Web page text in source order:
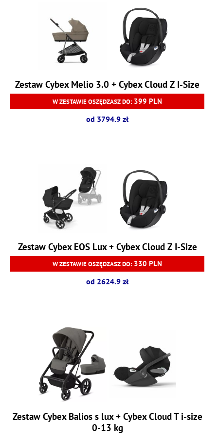
Zestaw Cybex Melio 3.0 + Cybex Cloud Z I-Size
W ZESTAWIE OSZĘDZASZ DO: 399 PLN
od 3794.9 zł
Zestaw Cybex EOS Lux + Cybex Cloud Z I-Size
W ZESTAWIE OSZĘDZASZ DO: 330 PLN
od 2624.9 zł
Zestaw Cybex Balios s lux + Cybex Cloud T i-size
0-13 kg